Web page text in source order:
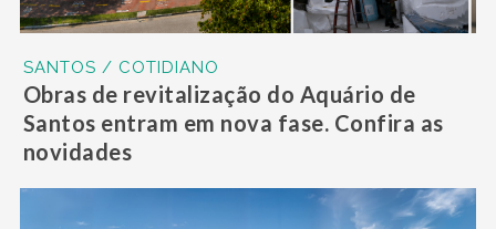
SANTOS / COTIDIANO
Obras de revitalização do Aquário de
Santos entram em nova fase. Confira as
novidades